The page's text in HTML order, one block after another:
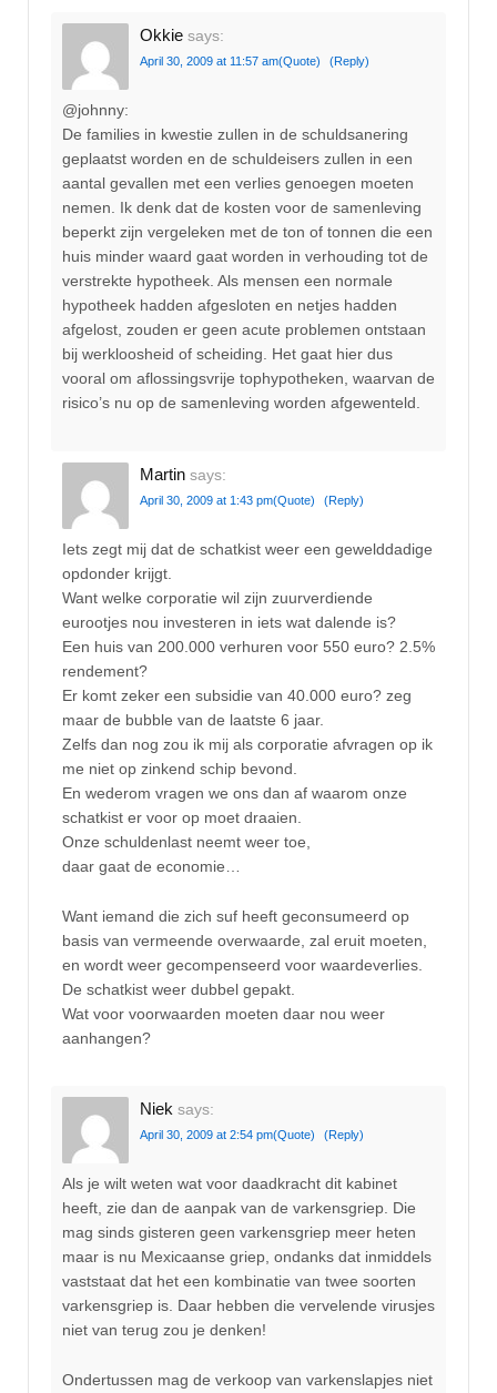
Okkie says:
April 30, 2009 at 11:57 am(Quote) (Reply)
@johnny:
De families in kwestie zullen in de schuldsanering
geplaatst worden en de schuldeisers zullen in een
aantal gevallen met een verlies genoegen moeten
nemen. Ik denk dat de kosten voor de samenleving
beperkt zijn vergeleken met de ton of tonnen die een
huis minder waard gaat worden in verhouding tot de
verstrekte hypotheek. Als mensen een normale
hypotheek hadden afgesloten en netjes hadden
afgelost, zouden er geen acute problemen ontstaan
bij werkloosheid of scheiding. Het gaat hier dus
vooral om aflossingsvrije tophypotheken, waarvan de
risico’s nu op de samenleving worden afgewenteld.
Martin says:
April 30, 2009 at 1:43 pm(Quote) (Reply)
Iets zegt mij dat de schatkist weer een gewelddadige
opdonder krijgt.
Want welke corporatie wil zijn zuurverdiende
eurootjes nou investeren in iets wat dalende is?
Een huis van 200.000 verhuren voor 550 euro? 2.5%
rendement?
Er komt zeker een subsidie van 40.000 euro? zeg
maar de bubble van de laatste 6 jaar.
Zelfs dan nog zou ik mij als corporatie afvragen op ik
me niet op zinkend schip bevond.
En wederom vragen we ons dan af waarom onze
schatkist er voor op moet draaien.
Onze schuldenlast neemt weer toe,
daar gaat de economie…
Want iemand die zich suf heeft geconsumeerd op
basis van vermeende overwaarde, zal eruit moeten,
en wordt weer gecompenseerd voor waardeverlies.
De schatkist weer dubbel gepakt.
Wat voor voorwaarden moeten daar nou weer
aanhangen?
Niek says:
April 30, 2009 at 2:54 pm(Quote) (Reply)
Als je wilt weten wat voor daadkracht dit kabinet
heeft, zie dan de aanpak van de varkensgriep. Die
mag sinds gisteren geen varkensgriep meer heten
maar is nu Mexicaanse griep, ondanks dat inmiddels
vaststaat dat het een kombinatie van twee soorten
varkensgriep is. Daar hebben die vervelende virusjes
niet van terug zou je denken!
Ondertussen mag de verkoop van varkenslapjes niet